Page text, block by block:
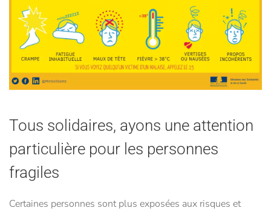
Tous solidaires, ayons une attention
particulière pour les personnes
fragiles
Certaines personnes sont plus exposées aux risques et